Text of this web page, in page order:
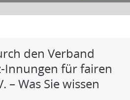
den Verband
Innungen für fairen
– Was Sie wissen